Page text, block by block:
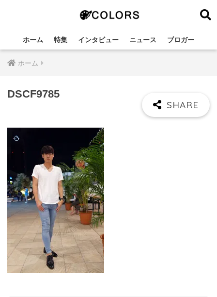
ホーム 特集 インタビュー ニュース ブロガー
ホーム
DSCF9785